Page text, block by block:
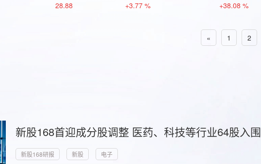
28.88 +3.77 % +38.08 %
« 1 2
新股168首迎成分股调整 医药、科技等行业64股入围
新股168研报 新股 电子